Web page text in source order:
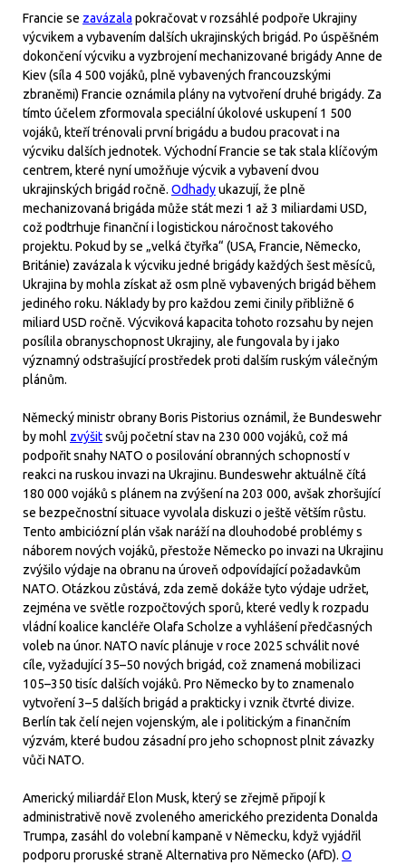
Francie se zavázala pokračovat v rozsáhlé podpoře Ukrajiny
výcvikem a vybavením dalších ukrajinských brigád. Po úspěšném
dokončení výcviku a vyzbrojení mechanizované brigády Anne de
Kiev (síla 4 500 vojáků, plně vybavených francouzskými
zbraněmi) Francie oznámila plány na vytvoření druhé brigády. Za
tímto účelem zformovala speciální úkolové uskupení 1 500
vojáků, kteří trénovali první brigádu a budou pracovat i na
výcviku dalších jednotek. Východní Francie se tak stala klíčovým
centrem, které nyní umožňuje výcvik a vybavení dvou
ukrajinských brigád ročně. Odhadyukazují, že plně
mechanizovaná brigáda může stát mezi 1 až 3 miliardami USD,
což podtrhuje finanční i logistickou náročnost takového
projektu. Pokud by se „velká čtyřka“ (USA, Francie, Německo,
Británie) zavázala k výcviku jedné brigády každých šest měsíců,
Ukrajina by mohla získat až osm plně vybavených brigád během
jediného roku. Náklady by pro každou zemi činily přibližně 6
miliard USD ročně. Výcviková kapacita tohoto rozsahu by nejen
posílila obranyschopnost Ukrajiny, ale fungovala by i jako
významný odstrašující prostředek proti dalším ruským válečným
plánům.
Německý ministr obrany Boris Pistorius oznámil, že Bundeswehr
by mohl zvýšitsvůj početní stav na 230 000 vojáků, což má
podpořit snahy NATO o posilování obranných schopností v
reakci na ruskou invazi na Ukrajinu. Bundeswehr aktuálně čítá
180 000 vojáků s plánem na zvýšení na 203 000, avšak zhoršující
se bezpečnostní situace vyvolala diskuzi o ještě větším růstu.
Tento ambiciózní plán však naráží na dlouhodobé problémy s
náborem nových vojáků, přestože Německo po invazi na Ukrajinu
zvýšilo výdaje na obranu na úroveň odpovídající požadavkům
NATO. Otázkou zůstává, zda země dokáže tyto výdaje udržet,
zejména ve světle rozpočtových sporů, které vedly k rozpadu
vládní koalice kancléře Olafa Scholze a vyhlášení předčasných
voleb na únor. NATO navíc plánuje v roce 2025 schválit nové
cíle, vyžadující 35–50 nových brigád, což znamená mobilizaci
105–350 tisíc dalších vojáků. Pro Německo by to znamenalo
vytvoření 3–5 dalších brigád a prakticky i vznik čtvrté divize.
Berlín tak čelí nejen vojenským, ale i politickým a finančním
výzvám, které budou zásadní pro jeho schopnost plnit závazky
vůči NATO.
Americký miliardář Elon Musk, který se zřejmě připojí k
administrativě nově zvoleného amerického prezidenta Donalda
Trumpa, zasáhl do volební kampaně v Německu, když vyjádřil
podporu proruské straně Alternativa pro Německo (AfD). O